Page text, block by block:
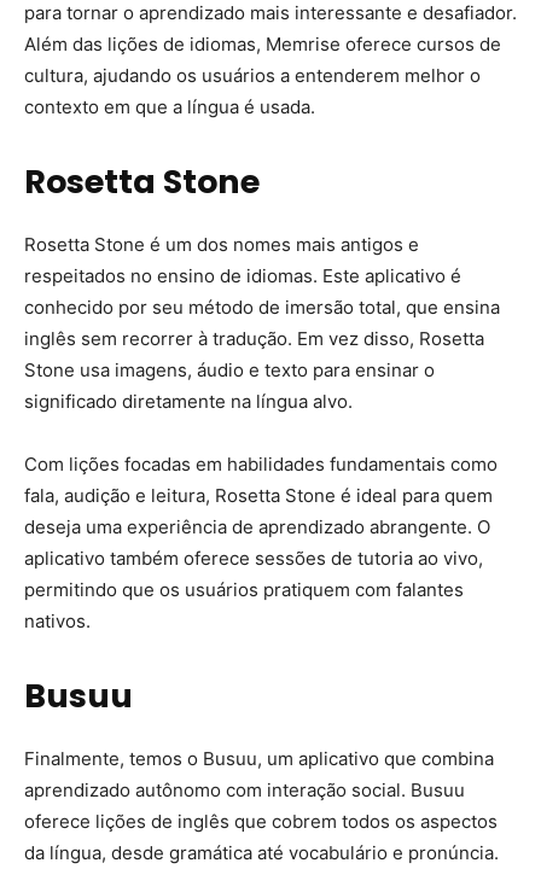
para tornar o aprendizado mais interessante e desafiador.
Além das lições de idiomas, Memrise oferece cursos de
cultura, ajudando os usuários a entenderem melhor o
contexto em que a língua é usada.
Rosetta Stone
Rosetta Stone é um dos nomes mais antigos e
respeitados no ensino de idiomas. Este aplicativo é
conhecido por seu método de imersão total, que ensina
inglês sem recorrer à tradução. Em vez disso, Rosetta
Stone usa imagens, áudio e texto para ensinar o
significado diretamente na língua alvo.
Com lições focadas em habilidades fundamentais como
fala, audição e leitura, Rosetta Stone é ideal para quem
deseja uma experiência de aprendizado abrangente. O
aplicativo também oferece sessões de tutoria ao vivo,
permitindo que os usuários pratiquem com falantes
nativos.
Busuu
Finalmente, temos o Busuu, um aplicativo que combina
aprendizado autônomo com interação social. Busuu
oferece lições de inglês que cobrem todos os aspectos
da língua, desde gramática até vocabulário e pronúncia.